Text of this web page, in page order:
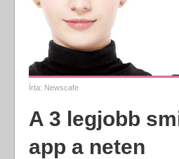
Írta: Newscafe
A 3 legjobb
app a neten